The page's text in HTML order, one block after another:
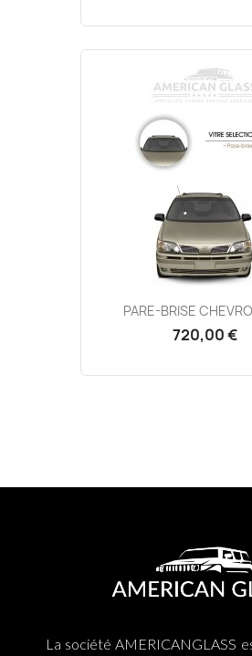
PARE-BRISE
720,00 €
La société AMERICANGLASS